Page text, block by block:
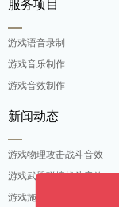
服务项目
游戏语音录制
游戏音乐制作
游戏音效制作
新闻动态
游戏物理攻击战斗音效
游戏武器碰撞战斗音效
游戏施法吟唱战斗音效